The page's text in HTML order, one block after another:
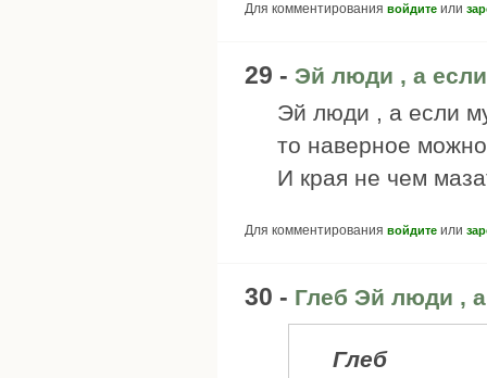
Для комментирования войдите или
29 - Эй люди , а
Эй люди , а если
то наверное
И края не чем
Для комментирования войдите или
30 - Глеб Эй люди ,
Глеб